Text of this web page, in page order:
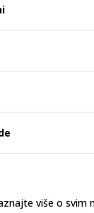
više o svim